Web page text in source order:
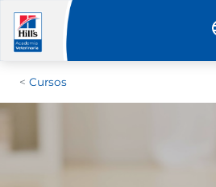
Cursos